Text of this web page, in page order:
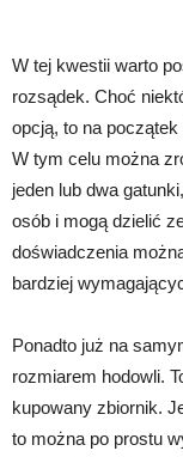
W tej kwestii warto
rozsądek. Choć
opcją, to na
W tym celu można
jeden lub dwa
osób i mogą dzielić
doświadczenia
bardziej
Ponadto już na
rozmiarem hodowli.
kupowany zbiornik.
to można po prostu